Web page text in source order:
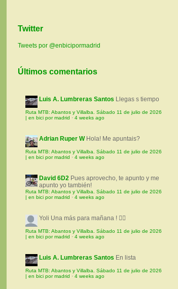
Twitter
Tweets por @enbicipormadrid
Últimos comentarios
Luis A. Lumbreras Santos Llegas s tiempo
Ruta MTB: Abantos y Villalba. Sábado 11 de julio de 2026
| en bici por madrid · 4 weeks ago
Adrian Ruper W Hola! Me apuntais?
Ruta MTB: Abantos y Villalba. Sábado 11 de julio de 2026
| en bici por madrid · 4 weeks ago
David 6D2 Pues aprovecho, te apunto y me
apunto yo también!
Ruta MTB: Abantos y Villalba. Sábado 11 de julio de 2026
| en bici por madrid · 4 weeks ago
Yoli Una más para mañana ! 🚵‍♀️
Ruta MTB: Abantos y Villalba. Sábado 11 de julio de 2026
| en bici por madrid · 4 weeks ago
Luis A. Lumbreras Santos En lista
Ruta MTB: Abantos y Villalba. Sábado 11 de julio de 2026
| en bici por madrid · 4 weeks ago